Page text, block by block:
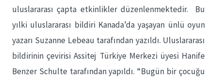
uluslararası çapta etkinlikler düzenlenmektedir. Bu
yılki uluslararası bildiri Kanada’da yaşayan ünlü oyun
yazarı Suzanne Lebeau tarafından yazıldı. Uluslararası
bildirinin çevirisi Assitej Türkiye Merkezi üyesi Hanife
Benzer Schulte tarafından yapıldı. “Bugün bir çocuğu